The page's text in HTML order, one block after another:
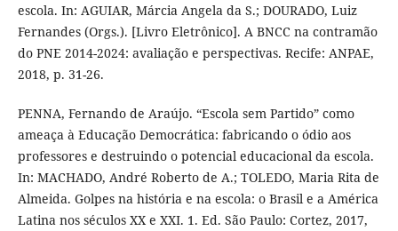
escola. In: AGUIAR, Márcia Angela da S.; DOURADO, Luiz
Fernandes (Orgs.). [Livro Eletrônico]. A BNCC na contramão
do PNE 2014-2024: avaliação e perspectivas. Recife: ANPAE,
2018, p. 31-26.
PENNA, Fernando de Araújo. “Escola sem Partido” como
ameaça à Educação Democrática: fabricando o ódio aos
professores e destruindo o potencial educacional da escola.
In: MACHADO, André Roberto de A.; TOLEDO, Maria Rita de
Almeida. Golpes na história e na escola: o Brasil e a América
Latina nos séculos XX e XXI. 1. Ed. São Paulo: Cortez, 2017,